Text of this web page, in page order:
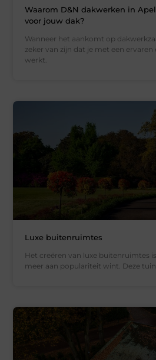
Waarom D&N dakwerken in
voor jouw dak?
Wanneer het aankomt op
zeker van zijn dat je met een
werkt.
Luxe buitenruimtes
Het creëren van luxe buitenruimtes
meer aan populariteit wint. Deze